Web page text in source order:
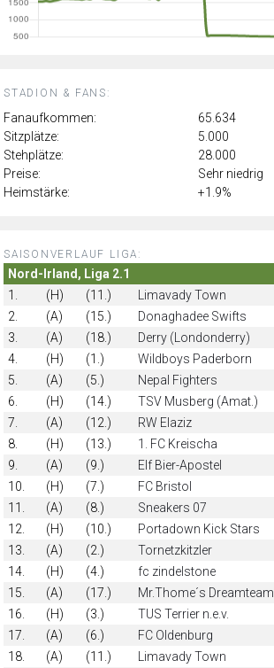
STADION & FANS:
Fanaufkommen:
65.634
Sitzplätze:
5.000
Stehplätze:
28.000
Preise:
Sehr niedrig
Heimstärke:
+1.9%
SAISONVERLAUF LIGA:
Nord-Irland, Liga 2.1
1.
(H) (11.) Limavady Town
2.
(A) (15.) Donaghadee Swifts
3.
(A) (18.) Derry (Londonderry)
4.
(H) (1.) Wildboys Paderborn
5.
(A) (5.) Nepal Fighters
6.
(H) (14.) TSV Musberg (Amat.)
7.
(A) (12.) RW Elaziz
8.
(H) (13.) 1. FC Kreischa
9.
(A) (9.) Elf Bier-Apostel
10.
(H) (7.) FC Bristol
11.
(A) (8.) Sneakers 07
12.
(H) (10.) Portadown Kick Stars
13.
(A) (2.) Tornetzkitzler
14.
(H) (4.) fc zindelstone
15.
(A) (17.) Mr.Thome´s Dreamteam
16.
(H) (3.) TUS Terrier n.e.v.
17.
(A) (6.) FC Oldenburg
18.
(A) (11.) Limavady Town